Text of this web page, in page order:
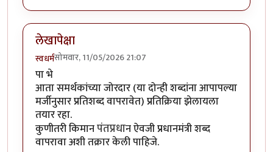
लेखापेक्षा
स्वधर्मसोमवार, 11/05/2026 21:07
पा भे
आता समर्थकांच्या जोरदार (या दोन्ही शब्दांना आपापल्या
मर्जीनुसार प्रतिशब्द वापरावेत) प्रतिक्रिया झेलायला
तयार रहा.
कुणीतरी किमानपंतप्रधान ऐवजी प्रधानमंत्री शब्द
वापरावा अशी तक्रार केली पाहिजे.